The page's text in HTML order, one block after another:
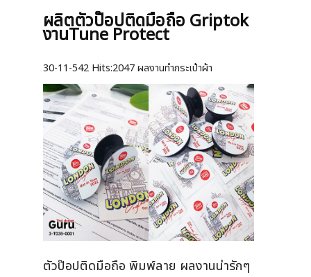
ผลิตตัวป๊อปติดมือถือ Griptok
งานTune Protect
30-11-542 Hits:2047 ผลงานทำกระเป๋าผ้า
ตัวป๊อปติดมือถือ พิมพ์ลาย ผลงานน่ารักๆ